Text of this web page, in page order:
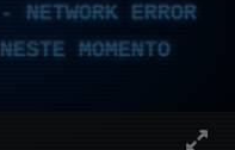
ERROR
MOMENTO